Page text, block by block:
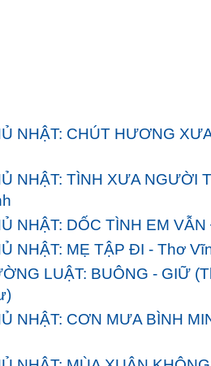
NHẬT: CHÚT HƯƠNG
NHẬT: TÌNH XƯA NGƯỜI
NHẬT: DỐC TÌNH EM
NHẬT: MẸ TẬP ĐI - Thơ
LUẬT: BUÔNG - GIỮ
NHẬT: CƠN MƯA BÌNH